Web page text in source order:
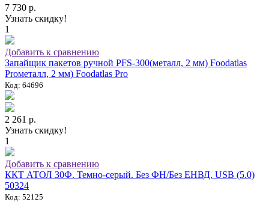
7 730 р.
Узнать скидку!
1
Добавить к сравнению
Запайщик пакетов ручной PFS-300(металл, 2 мм) Foodatlas
Proметалл, 2 мм) Foodatlas Pro
Код: 64696
2 261 р.
Узнать скидку!
1
Добавить к сравнению
ККТ АТОЛ 30Ф. Темно-серый. Без ФН/Без ЕНВД. USB (5.0)
50324
Код: 52125